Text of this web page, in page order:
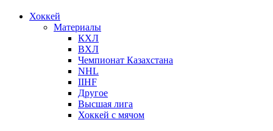
Хоккей
Материалы
КХЛ
ВХЛ
Чемпионат Казахстана
NHL
IIHF
Другое
Высшая лига
Хоккей с мячом